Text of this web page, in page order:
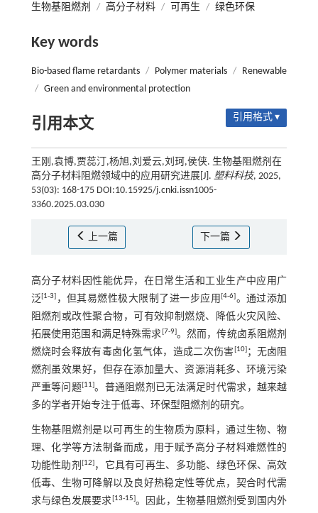
生物基阻燃剂 / 高分子材料 / 可再生 / 绿色环保
Key words
Bio-based flame retardants / Polymer materials / Renewable
/ Green and environmental protection
引用本文 引用格式 ▾
王刚,袁博,贾蕊汀,杨旭,刘爱云,刘珂,侯侠. 生物基阻燃剂在
高分子材料阻燃领域中的应用研究进展[J]. 塑料科技, 2025,
53(03): 168-175 DOI:10.15925/j.cnki.issn1005-
3360.2025.03.030
上一篇 下一篇
高分子材料因性能优异，在日常生活和工业生产中应用广
泛[1-3] ，但其易燃性极大限制了进一步应用[4-6]。通过添加
阻燃剂或改性聚合物，可有效抑制燃烧、降低火灾风险、
拓展使用范围和满足特殊需求[7-9]。然而，传统卤系阻燃剂
燃烧时会释放有毒卤化氢气体，造成二次伤害 [10]；无卤阻
燃剂虽效果好，但存在添加量大、资源消耗多、环境污染
严重等问题[11]。普通阻燃剂已无法满足时代需求，越来越
多的学者开始专注于低毒、环保型阻燃剂的研究。
生物基阻燃剂是以可再生的生物质为原料，通过生物、物
理、化学等方法制备而成，用于赋予高分子材料难燃性的
功能性助剂[12] ，它具有可再生、多功能、绿色环保、高效
低毒、生物可降解以及良好热稳定性等优点，契合时代需
求与绿色发展要求[13-15]。因此，生物基阻燃剂受到国内外